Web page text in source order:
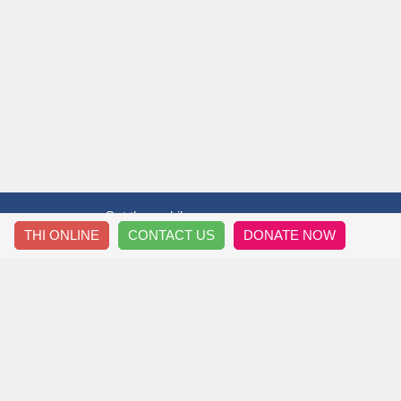
Get the mobile app
THI ONLINE CONTACT US DONATE NOW
T&T THẦY TRÒ